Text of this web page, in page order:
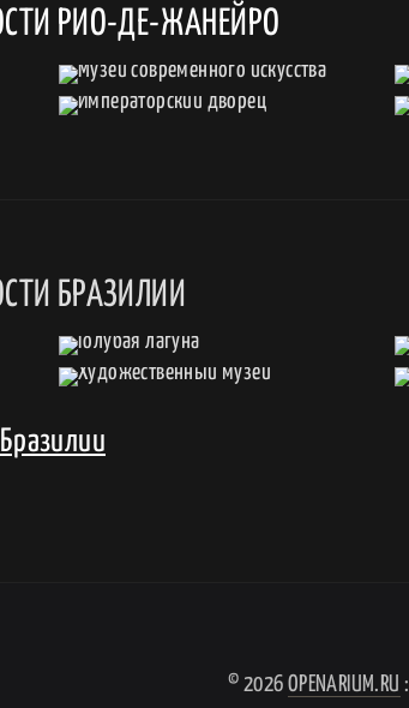
РИО-ДЕ-ЖАНЕЙРО
БРАЗИЛИИ
© 2026 OPENARIUM.RU